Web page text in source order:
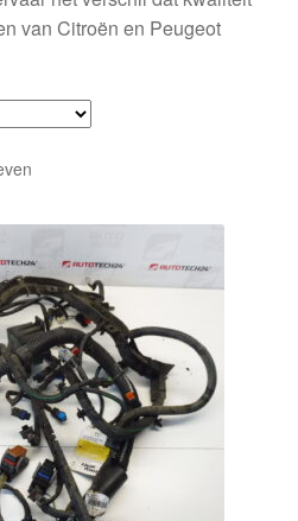
van Citroën en Peugeot